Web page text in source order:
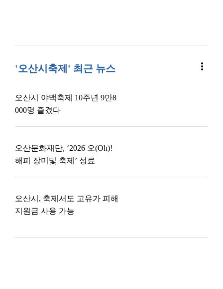
'오산시축제' 최근 뉴스 more_vert
오산시 야맥축제 10주년 9만8
000명 즐겼다
오산문화재단, ‘2026 오(Oh)!
해피 장미빛 축제’ 성료
오산시, 축제서도 고유가 피해
지원금 사용 가능